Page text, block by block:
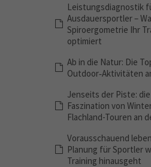
Leistungsdiagnostik
Ausdauersportler –
Spiroergometrie Ihr
optimiert
Ab in die Natur: Die
Outdoor‑Aktivitäten
Jenseits der Piste:
Faszination von
Flachland-Touren an
Vorausschauend
Planung für Sportler
Training hinausgeht